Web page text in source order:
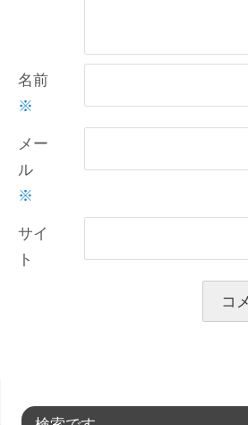
名前
※
メー
ル
※
サイ
ト